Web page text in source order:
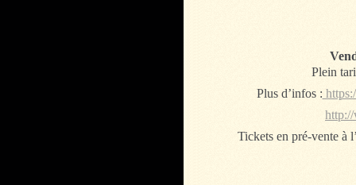
Plein
Plus d’infos :
Tickets en pré-vente à